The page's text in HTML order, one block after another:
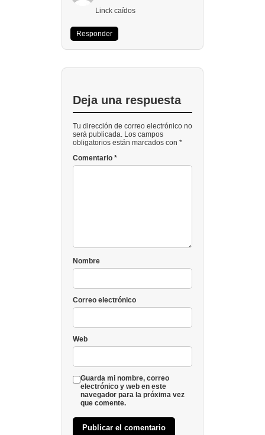
Linck caídos
Responder
Deja una respuesta
Tu dirección de correo electrónico no
será publicada. Los campos
obligatorios están marcados con *
Comentario *
Nombre
Correo electrónico
Web
Guarda mi nombre, correo
electrónico y web en este
navegador para la próxima vez
que comente.